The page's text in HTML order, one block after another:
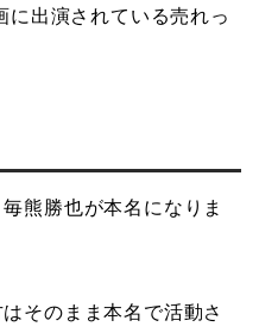
に出演されている売れっ
熊勝也が本名になりま
そのまま本名で活動さ